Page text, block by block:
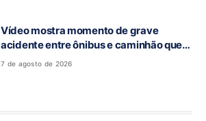
Vídeo mostra momento de grave
acidente entre ônibus e caminhão que
deixou cinco mortos na GO-010, em
7 de agosto de 2026